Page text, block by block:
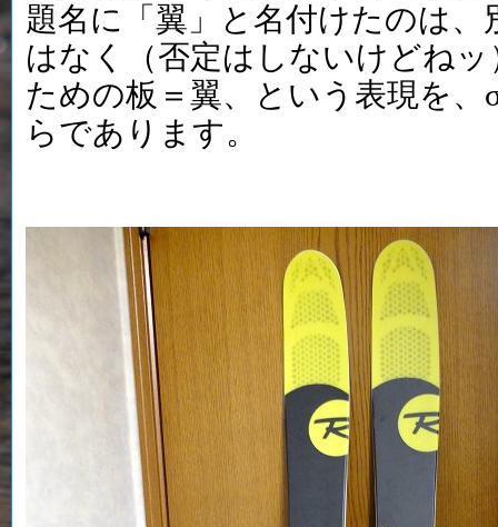
題名に「翼」と名付けたのは
はなく（否定はしないけどね
ための板＝翼、という表現を
らであります。